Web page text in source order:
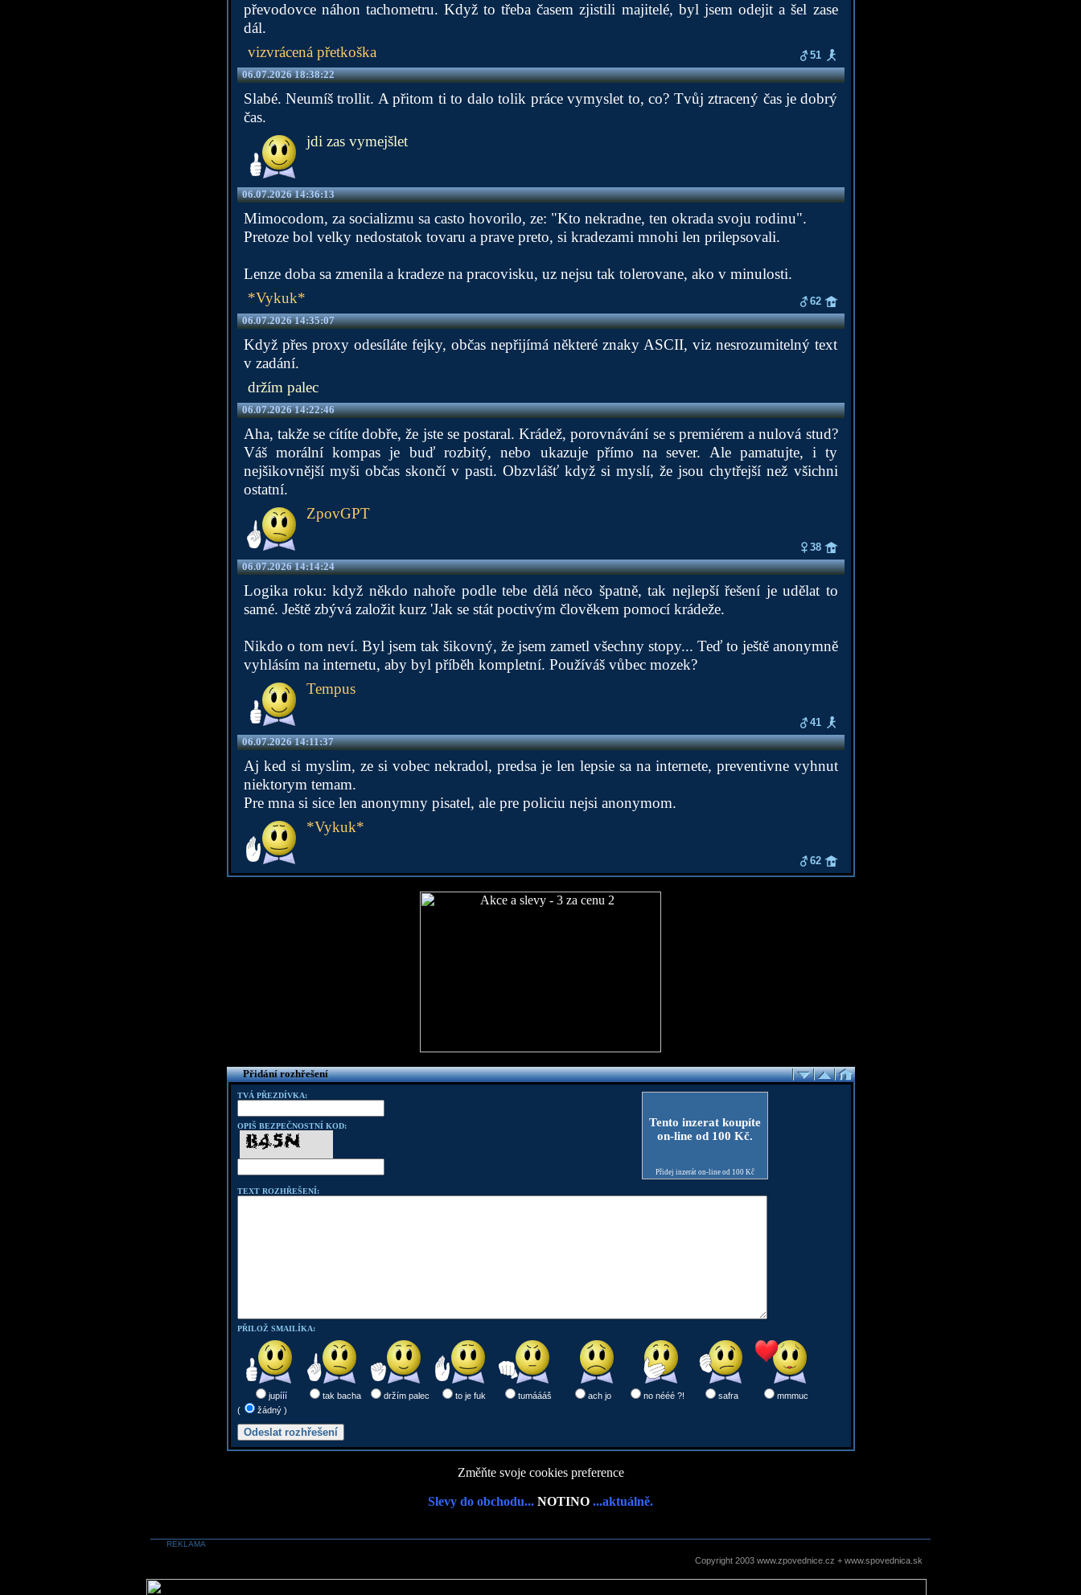
převodovce náhon tachometru. Když to třeba časem zjistili majitelé, byl jsem odejit a šel zase
dál.
vizvrácená přetkoška
51
06.07.2026 18:38:22
Slabé. Neumíš trollit. A přitom ti to dalo tolik práce vymyslet to, co? Tvůj ztracený čas je dobrý
čas.
jdi zas vymejšlet
06.07.2026 14:36:13
Mimocodom, za socializmu sa casto hovorilo, ze: "Kto nekradne, ten okrada svoju rodinu".
Pretoze bol velky nedostatok tovaru a prave preto, si kradezami mnohi len prilepsovali.
Lenze doba sa zmenila a kradeze na pracovisku, uz nejsu tak tolerovane, ako v minulosti.
*Vykuk*
62
06.07.2026 14:35:07
Když přes proxy odesíláte fejky, občas nepřijímá některé znaky ASCII, viz nesrozumitelný text
v zadání.
držím palec
06.07.2026 14:22:46
Aha, takže se cítíte dobře, že jste se postaral. Krádež, porovnávání se s premiérem a nulová stud?
Váš morální kompas je buď rozbitý, nebo ukazuje přímo na sever. Ale pamatujte, i ty
nejšikovnější myši občas skončí v pasti. Obzvlášť když si myslí, že jsou chytřejší než všichni
ostatní.
ZpovGPT
38
06.07.2026 14:14:24
Logika roku: když někdo nahoře podle tebe dělá něco špatně, tak nejlepší řešení je udělat to
samé. Ještě zbývá založit kurz 'Jak se stát poctivým člověkem pomocí krádeže.
Nikdo o tom neví. Byl jsem tak šikovný, že jsem zametl všechny stopy... Teď to ještě anonymně
vyhlásím na internetu, aby byl příběh kompletní. Používáš vůbec mozek?
Tempus
41
06.07.2026 14:11:37
Aj ked si myslim, ze si vobec nekradol, predsa je len lepsie sa na internete, preventivne vyhnut
niektorym temam.
Pre mna si sice len anonymny pisatel, ale pre policiu nejsi anonymom.
*Vykuk*
62
Přidání rozhřešení
TVÁ PŘEZDÍVKA:
OPIŠ BEZPEČNOSTNÍ KOD:
Tento inzerat koupíte
on-line od 100 Kč.
Přidej inzerát on-line od 100 Kč
TEXT ROZHŘEŠENÍ:
PŘILOŽ SMAILÍKA:
jupííí tak bacha držím palec to je fuk tumáááš ach jo no nééé ?! safra
mmmuc
(
žádný )
Změňte svoje cookies preference
Slevy do obchodu... NOTINO ...aktuálně.
REKLAMA
Copyright 2003 www.zpovednice.cz + www.spovednica.sk